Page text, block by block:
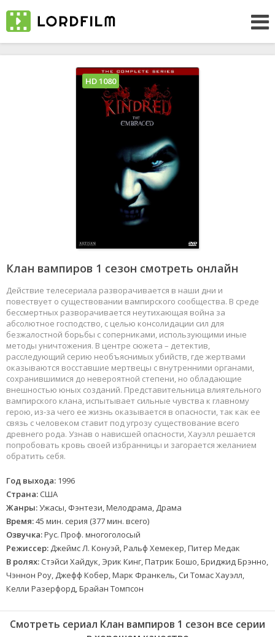
Клан вампиров 1 сезон смотреть онлайн
Действие телесериала разворачивается в наши дни и
повествует о существовании вампирского сообщества. В среде
бессмертных разворачивается неутихающая война за
абсолютное господство, с целью консолидации сил для
безжалостной борьбы с соперниками, использующими иные
методы уничтожения. В центре сюжета – детектив,
расследующий серию необъяснимых убийств, где жертвами
оказываются восставшие мертвецы с внутренними органами,
сохранившимися до невероятной степени, но обладающие
внешностью юных созданий. Представительница влиятельного
вампирского клана, испытывает сильные чувства к главному
герою, из-за чего ее жизнь оказывается в опасности, так как ее
связь с человеком ставит под угрозу существование всего
древнего рода. Узнав о нависшей опасности, Хауэлл решается
попробовать кровь своей избранницы и загорается желанием
обратить себя.
Год выхода: 1996
Страна: США
Жанры:Ужасы, Фэнтези, Мелодрама, Драма
Время:45 мин. серия (377 мин. всего)
Озвучка:Рус. Проф. многоголосый
Режиссер: Джеймс Л. Конуэй, Ральф Хемекер, Питер Медак
В ролях: Стэйси Хайдук, Эрик Кинг, Патрик Бошо, Бриджид Брэнно,
Чэннон Роу, Джефф Кобер, Марк Франкель, Си Томас Хауэлл,
Келли Разерфорд, Брайан Томпсон
HD 1080
Смотреть сериал Клан вампиров 1 сезон все серии